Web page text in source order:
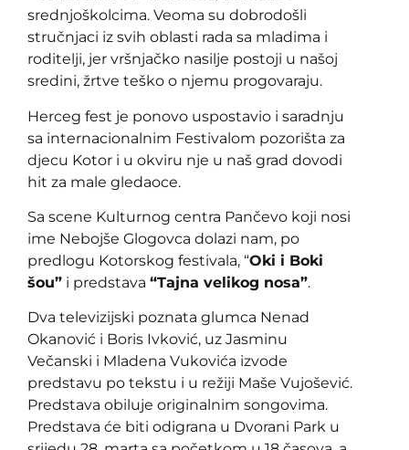
srednjoškolcima. Veoma su dobrodošli
stručnjaci iz svih oblasti rada sa mladima i
roditelji, jer vršnjačko nasilje postoji u našoj
sredini, žrtve teško o njemu progovaraju.
Herceg fest je ponovo uspostavio i saradnju
sa internacionalnim Festivalom pozorišta za
djecu Kotor i u okviru nje u naš grad dovodi
hit za male gledaoce.
Sa scene Kulturnog centra Pančevo koji nosi
ime Nebojše Glogovca dolazi nam, po
predlogu Kotorskog festivala, “Oki i Boki
šou” i predstava “Tajna velikog nosa”.
Dva televizijski poznata glumca Nenad
Okanović i Boris Ivković, uz Jasminu
Večanski i Mladena Vukovića izvode
predstavu po tekstu i u režiji Maše Vujošević.
Predstava obiluje originalnim songovima.
Predstava će biti odigrana u Dvorani Park u